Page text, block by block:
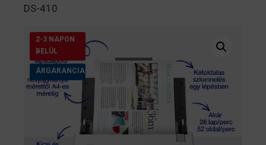
DS-410
2-3 NAPON
BELÜL
ÁRGARANCIA